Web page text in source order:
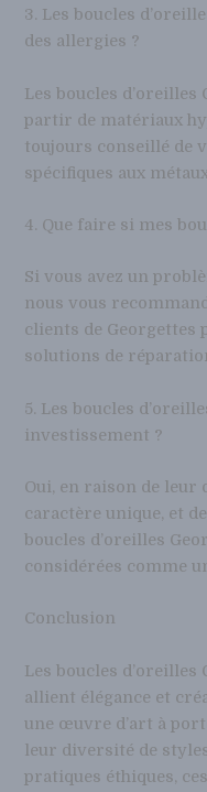
3. Les boucles
des allergies ?
Les boucles
partir de matériaux
toujours conseillé de
spécifiques aux
4. Que faire si mes
Si vous avez un
nous vous
clients de Georgettes
solutions de
5. Les boucles
investissement ?
Oui, en raison de leur
caractère unique, et
boucles d’oreilles
considérées comme
Conclusion
Les boucles
allient élégance et
une œuvre d’art à
leur diversité de
pratiques éthiques,